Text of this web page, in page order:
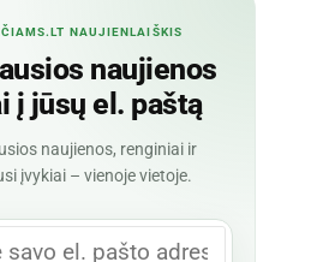
NAUJIENLAIŠKIS
naujienos
į jūsų el. paštą
naujienos, renginiai ir
įvykiai – vienoje vietoje.